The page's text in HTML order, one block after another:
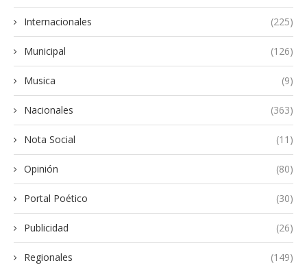
Internacionales (225)
Municipal (126)
Musica (9)
Nacionales (363)
Nota Social (11)
Opinión (80)
Portal Poético (30)
Publicidad (26)
Regionales (149)